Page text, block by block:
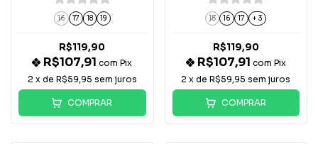
16 17 18 19
R$119,90
R$107,91com Pix
2 x de R$59,95 sem juros
COMPRAR
15 16 17 + 3
R$119,90
R$107,91 com Pix
2 x deR$59,95 sem juros
COMPRAR